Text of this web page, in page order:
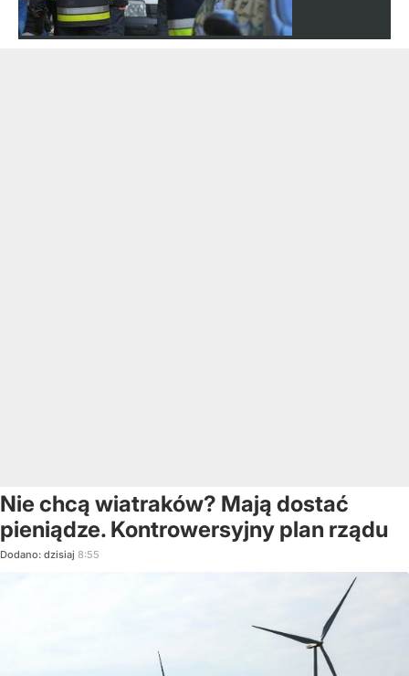
Nie chcą wiatraków? Mają dostać
pieniądze. Kontrowersyjny plan rządu
Dodano: dzisiaj 8:55